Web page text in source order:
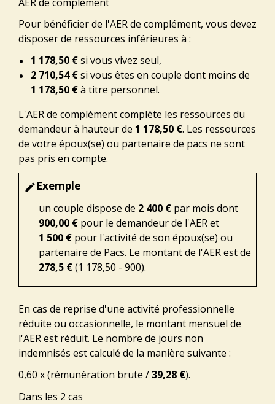
Pour bénéficier de l'AER de complément, vous devez
disposer de ressources inférieures à :
1 178,50 €si vous vivez seul,
2 710,54 €si vous êtes en couple dont moins de
1 178,50 €à titre personnel.
L'AER de complément complète les ressources du
demandeur à hauteur de 1 178,50 €. Les ressources
de votre époux(se) ou partenaire de pacs ne sont
pas pris en compte.
edit Exemple
un couple dispose de 2 400 € par mois dont
900,00 € pour le demandeur de l'AER et
1 500 € pour l'activité de son époux(se) ou
partenaire de Pacs. Le montant de l'AER est de
278,5 €(1 178,50 - 900).
En cas de reprise d'une activité professionnelle
réduite ou occasionnelle, le montant mensuel de
l'AER est réduit. Le nombre de jours non
indemnisés est calculé de la manière suivante :
0,60 x (rémunération brute /39,28 €).
Dans les 2 cas